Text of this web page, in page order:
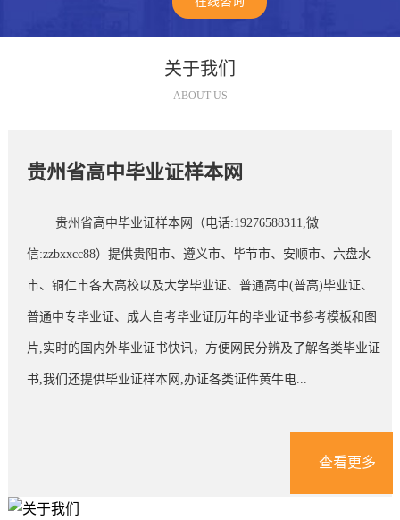
关于我们
ABOUT US
贵州省高中毕业证样本网
贵州省高中毕业证样本网（电话:19276588311,微
信:zzbxxcc88）提供贵阳市、遵义市、毕节市、安顺市、六盘水
市、铜仁市各大高校以及大学毕业证、普通高中(普高)毕业证、
普通中专毕业证、成人自考毕业证历年的毕业证书参考模板和图
片,实时的国内外毕业证书快讯，方便网民分辨及了解各类毕业证
书,我们还提供毕业证样本网,办证各类证件黄牛电...
查看更多